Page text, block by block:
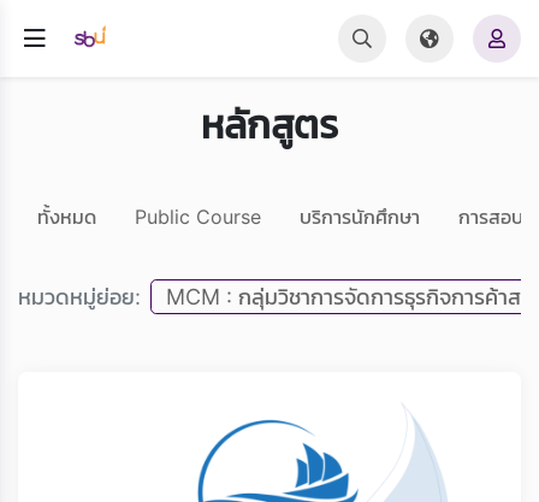
หลักสูตร
ทั้งหมด Public Course บริการนักศึกษา การสอบ
หมวดหมู่ย่อย: MCM : กลุ่มวิชาการจัดการธุรกิจการค้าสมั